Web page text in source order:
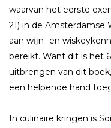
waarvan het eerste
21) in de Amsterdamse
aan wĳn- en
bereikt. Want dit is het
uitbrengen van dit
een helpende hand
In culinaire kringen is